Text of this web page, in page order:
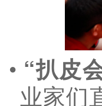
• “扒皮
业家们